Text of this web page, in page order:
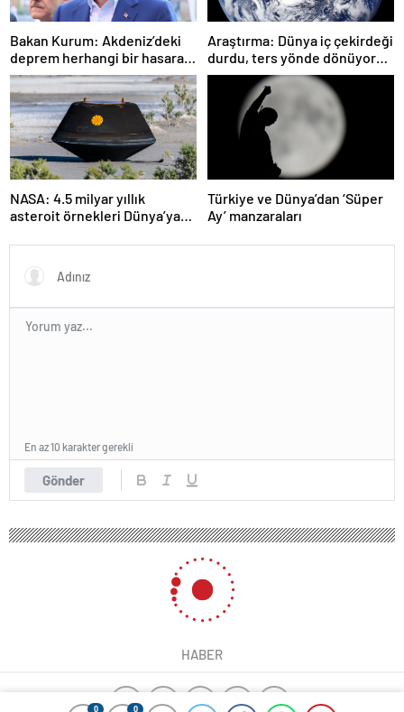
0 0
Bakan Kurum: Akdeniz’deki
deprem herhangi bir hasara
neden olmadı
Araştırma: Dünya iç çekirdeği
durdu, ters yönde dönüyor
olabilir
NASA: 4.5 milyar yıllık
asteroit örnekleri Dünya’ya
başlangıcına ışık tutabilir
Türkiye ve Dünya’dan ‘Süper
Ay’ manzaraları
Gönder
En az 10 karakter gerekli
HABER